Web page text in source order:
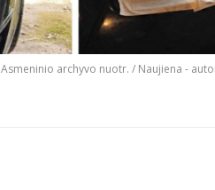
Asmeninio archyvo nuotr. / Naujiena -